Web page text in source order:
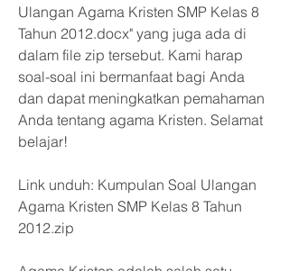
Ulangan Agama Kristen SMP Kelas 8
Tahun 2012.docx" yang juga ada di
dalam file zip tersebut. Kami harap
soal-soal ini bermanfaat bagi Anda
dan dapat meningkatkan pemahaman
Anda tentang agama Kristen. Selamat
belajar!
Link unduh: Kumpulan Soal Ulangan
Agama Kristen SMP Kelas 8 Tahun
2012.zip